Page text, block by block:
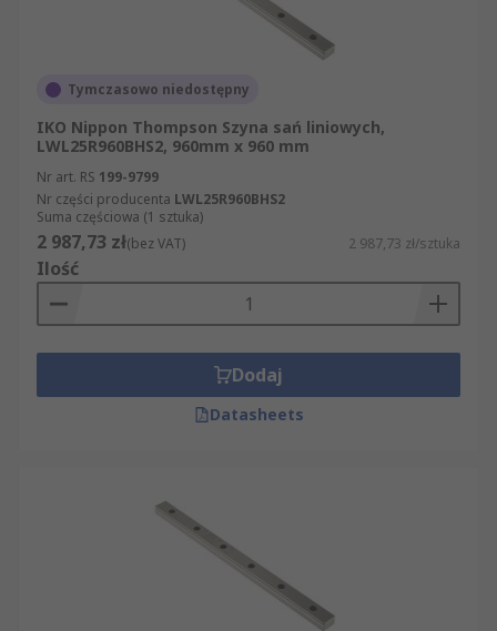
Tymczasowo niedostępny
IKO Nippon Thompson Szyna sań liniowych,
LWL25R960BHS2, 960mm x 960 mm
Nr art. RS 199-9799
Nr części producenta LWL25R960BHS2
Suma częściowa (1 sztuka)
2 987,73 zł(bez VAT) 2 987,73 zł/sztuka
Ilość
Dodaj
Datasheets